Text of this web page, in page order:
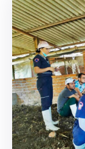
Bolívar
Proyectos
Rendición
De
Cuentas
Transparencia